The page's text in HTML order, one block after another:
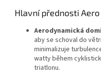
Hlavní přednosti Aero
Aerodynamická
aby se schoval do
minimalizuje
watty během
triatlonu.